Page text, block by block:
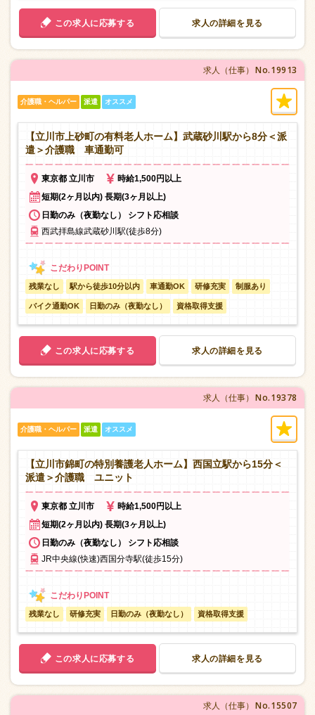
この求人に応募する 求人の詳細を見る
求人（仕事） No.19913
介護職・ヘルパー 派遣 オススメ
【立川市上砂町の有料老人ホーム】武蔵砂川駅から8分＜派
遣＞介護職 車通勤可
東京都 立川市
時給1,500円以上
短期(2ヶ月以内) 長期(3ヶ月以上)
日勤のみ（夜勤なし） シフト応相談
西武拝島線武蔵砂川駅(徒歩8分)
残業なし 駅から徒歩10分以内 車通勤OK 研修充実 制服あり
バイク通勤OK 日勤のみ（夜勤なし） 資格取得支援
この求人に応募する 求人の詳細を見る
求人（仕事） No.19378
介護職・ヘルパー 派遣 オススメ
【立川市錦町の特別養護老人ホーム】西国立駅から15分＜
派遣＞介護職 ユニット
東京都 立川市
時給1,500円以上
短期(2ヶ月以内) 長期(3ヶ月以上)
日勤のみ（夜勤なし） シフト応相談
JR中央線(快速)西国分寺駅(徒歩15分)
残業なし 研修充実 日勤のみ（夜勤なし） 資格取得支援
この求人に応募する 求人の詳細を見る
求人（仕事） No.15507